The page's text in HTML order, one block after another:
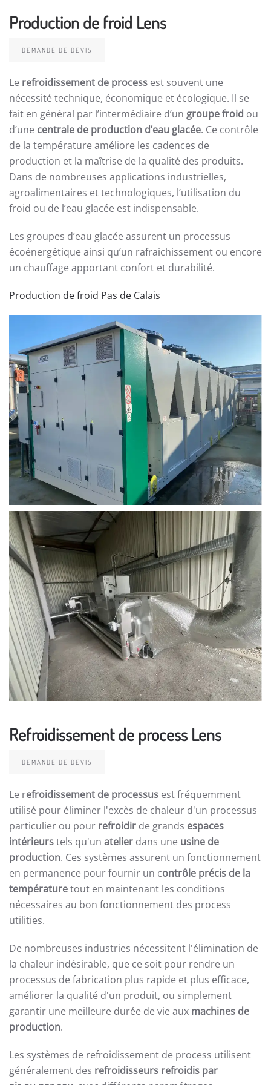
Production de froid Lens
DEMANDE DE DEVIS
Le refroidissement de process est souvent une
nécessité technique, économique et écologique. Il se
fait en général par l’intermédiaire d’un groupe froid ou
d’une centrale de production d’eau glacée. Ce contrôle
de la température améliore les cadences de
production et la maîtrise de la qualité des produits.
Dans de nombreuses applications industrielles,
agroalimentaires et technologiques, l’utilisation du
froid ou de l’eau glacée est indispensable.
Les groupes d’eau glacée assurent un processus
écoénergétique ainsi qu’un rafraichissement ou encore
un chauffage apportant confort et durabilité.
Production de froid Pas de Calais
Refroidissement de process Lens
DEMANDE DE DEVIS
Le refroidissement de processus est fréquemment
utilisé pour éliminer l'excès de chaleur d'un processus
particulier ou pour refroidir de grands espaces
intérieurstels qu'un atelier dans une usine de
production. Ces systèmes assurent un fonctionnement
en permanence pour fournir un contrôle précis de la
températuretout en maintenant les conditions
nécessaires au bon fonctionnement des process
utilities.
De nombreuses industries nécessitent l'élimination de
la chaleur indésirable, que ce soit pour rendre un
processus de fabrication plus rapide et plus efficace,
améliorer la qualité d'un produit, ou simplement
garantir une meilleure durée de vie aux machines de
production.
Les systèmes de refroidissement de process utilisent
généralement des refroidisseurs refroidis par